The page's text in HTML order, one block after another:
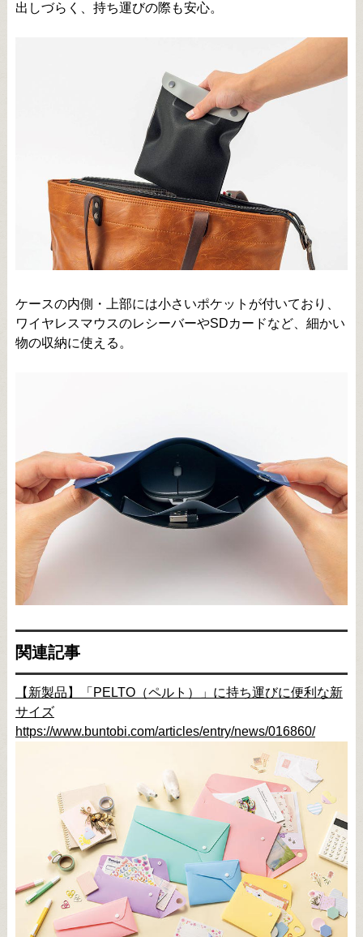
出しづらく、持ち運びの際も安心。
ケースの内側・上部には小さいポケットが付いており、
ワイヤレスマウスのレシーバーやSDカードなど、細かい
物の収納に使える。
関連記事
【新製品】「PELTO（ペルト）」に持ち運びに便利な新
サイズ
https://www.buntobi.com/articles/entry/news/016860/